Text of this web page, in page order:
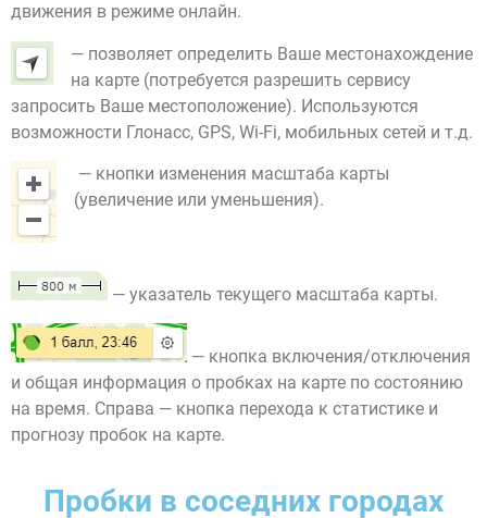
движения в режиме онлайн.
— позволяет определить Ваше местонахождение
на карте (потребуется разрешить сервису
запросить Ваше местоположение). Используются
возможности Глонасс, GPS, Wi-Fi, мобильных сетей и т.д.
— кнопки изменения масштаба карты
(увеличение или уменьшения).
— указатель текущего масштаба карты.
— кнопка включения/отключения
и общая информация о пробках на карте по состоянию
на время. Справа — кнопка перехода к статистике и
прогнозу пробок на карте.
Пробки в соседних городах